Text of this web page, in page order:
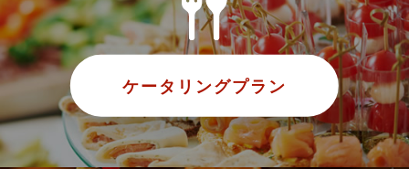
ケータリングプラン